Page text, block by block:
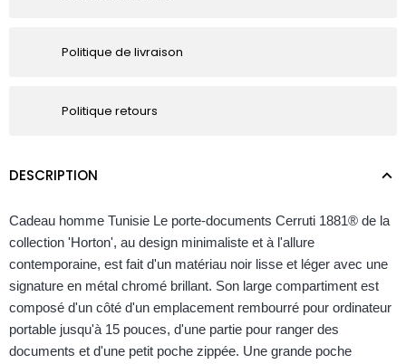
Politique de livraison
Politique retours
DESCRIPTION
Cadeau homme Tunisie Le porte-documents Cerruti 1881® de la
collection 'Horton', au design minimaliste et à l'allure
contemporaine, est fait d'un matériau noir lisse et léger avec une
signature en métal chromé brillant. Son large compartiment est
composé d'un côté d'un emplacement rembourré pour ordinateur
portable jusqu'à 15 pouces, d'une partie pour ranger des
documents et d'une petit poche zippée. Une grande poche